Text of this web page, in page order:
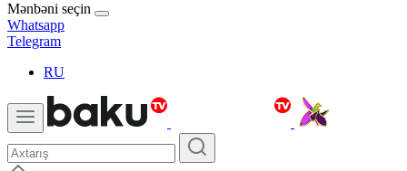
Mənbəni seçin
Whatsapp
Telegram
RU